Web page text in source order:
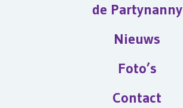
de Partynanny
Nieuws
Foto’s
Contact